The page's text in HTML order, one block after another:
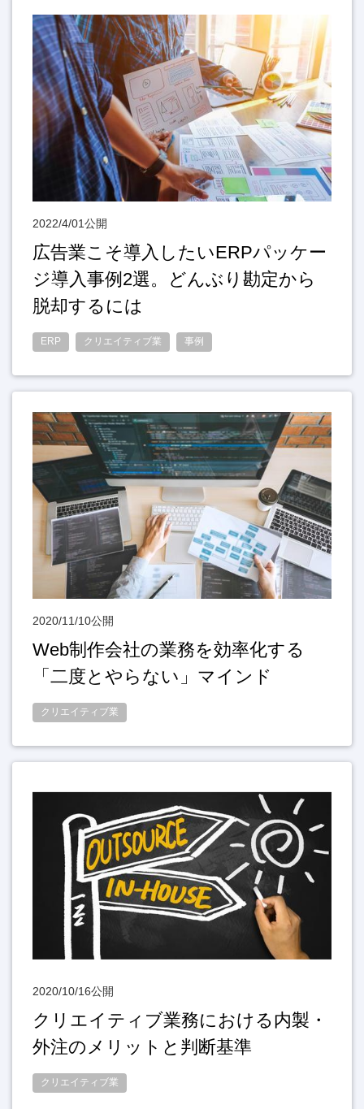
2022/4/01公開
広告業こそ導入したいERPパッケー
ジ導入事例2選。どんぶり勘定から
脱却するには
ERP クリエイティブ業 事例
2020/11/10公開
Web制作会社の業務を効率化する
「二度とやらない」マインド
クリエイティブ業
2020/10/16公開
クリエイティブ業務における内製・
外注のメリットと判断基準
クリエイティブ業